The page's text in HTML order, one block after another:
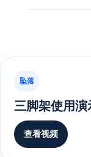
坠落
三脚架使用演
查看视频